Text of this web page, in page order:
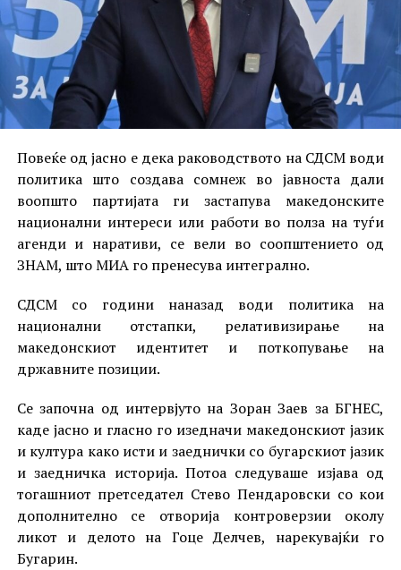
Повеќе од јасно е дека раководството на СДСМ води
политика што создава сомнеж во јавноста дали
воопшто партијата ги застапува македонските
национални интереси или работи во полза на туѓи
агенди и наративи, се вели во соопштението од
ЗНАМ, што МИА го пренесува интегрално.
СДСМ со години наназад води политика на
национални отстапки, релативизирање на
македонскиот идентитет и поткопување на
државните позиции.
Се започна од интервјуто на Зоран Заев за БГНЕС,
каде јасно и гласно го изедначи македонскиот јазик
и култура како исти и заеднички со бугарскиот јазик
и заедничка историја. Потоа следуваше изјава од
тогашниот претседател Стево Пендаровски со кои
дополнително се отворија контроверзии околу
ликот и делото на Гоце Делчев, нарекувајќи го
Бугарин.